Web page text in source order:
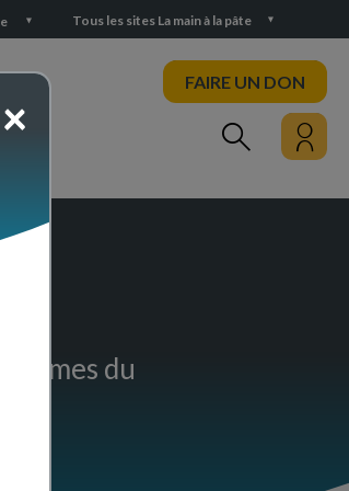
Tous les sites La main à la pâte
FAIRE UN DON
du
×